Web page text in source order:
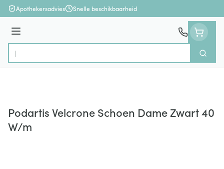
Ga naar de inhoud
Apothekersadvies Snelle beschikbaarheid
Menu
Product, merk, categorie...
Zoek
Podartis Velcrone Schoen Dame Zwart 40
W/m